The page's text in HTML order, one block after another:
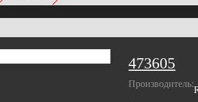
473605
Производитель: